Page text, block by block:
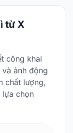
từ X
công khai
ảnh động
chất lượng,
lựa chọn